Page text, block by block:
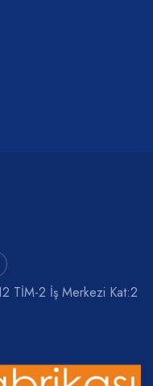
TİM-2 İş Merkezi Kat:2